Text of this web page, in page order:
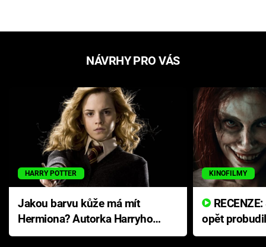
NÁVRHY PRO VÁS
HARRY POTTER
Jakou barvu kůže má mít
Hermiona? Autorka Harryho
Pottera přišla s ráznou
KINOFILMY
opět
přichází s